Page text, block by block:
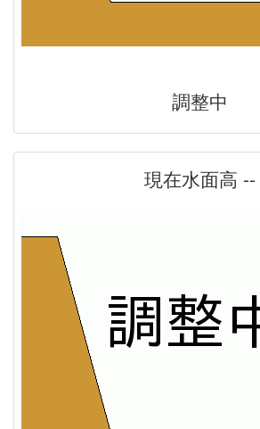
調整中
現在水面高 --